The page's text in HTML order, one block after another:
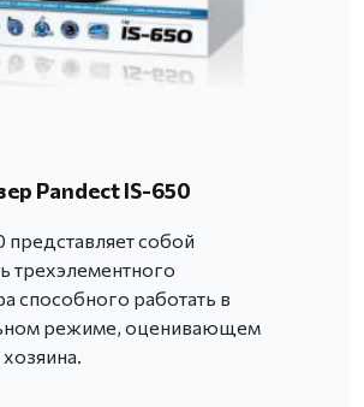
Pandect IS-650
представляет собой
трехэлементного
способного работать в
режиме, оценивающем